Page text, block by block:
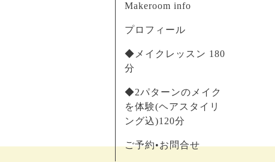
Makeroom info
プロフィール
◆メイクレッスン 180
分
◆2パターンのメイク
を体験(ヘアスタイリ
ング込)120分
ご予約•お問合せ